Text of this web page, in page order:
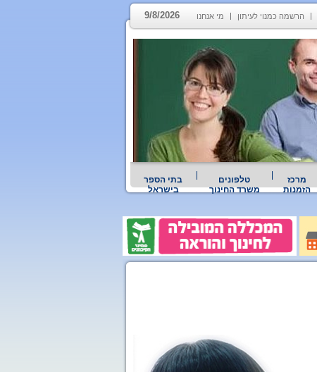
הרשמה כמנוי לעיתון מי אנחנו 9/8/2026
מרכז
הזמנות
טלפונים
משרד החינוך
בתי הספר
בישראל